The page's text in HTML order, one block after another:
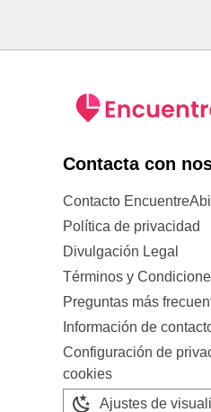
Contacta con
Contacto
Política de privacidad
Divulgación Legal
Términos y
Preguntas más
Información de
Configuración de
cookies
Ajustes de